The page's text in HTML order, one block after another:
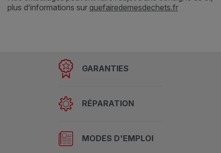
plus d’informations sur quefairedemesdechets.fr
GARANTIES
RÉPARATION
MODES D'EMPLOI